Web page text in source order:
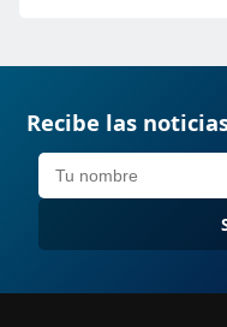
Recibe las